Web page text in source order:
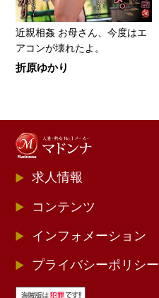
近親相姦 お母さん、今度はエ
アコンが壊れたよ。
折原ゆかり
求人情報
コンテンツ
インフォメーション
プライバシーポリシー